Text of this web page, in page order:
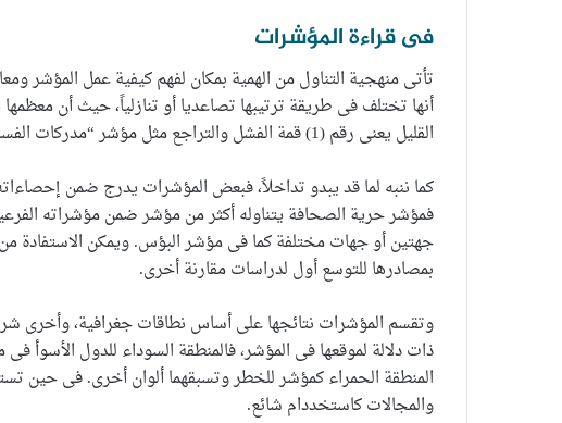
فى قراءة المؤشرات
تأتى منهجية التناول من الهمية بمكان لفهم كيفية عمل المؤشر
القليل يعنى رقم (1) قمة الفشل والتراجع مثل مؤشر “مدركات الفساد” للشفافية الدولية.
كما ننبه لما قد يبدو تداخلاً، فبعض المؤشرات يدرج ضمن
فمؤشر حرية الصحافة يتناوله أكثر من مؤشر ضمن مؤشراته
جهتين أو جهات مختلفة كما فى مؤشر البؤس. ويمكن الاستفادة من
بمصادرها للتوسع أول لدراسات مقارنة أخرى.
وتقسم المؤشرات نتائجها على أساس نطاقات جغرافية، وأخرى
ذات دلالة لموقعها فى المؤشر، فالمنطقة السوداء للدول الأسوأ
المنطقة الحمراء كمؤشر للخطر وتسبقهما ألوان أخرى. فى حين
والمجالات كاستخددام شائع.